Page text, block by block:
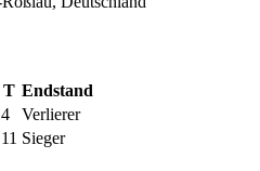
T Endstand
4
Verlierer
11 Sieger